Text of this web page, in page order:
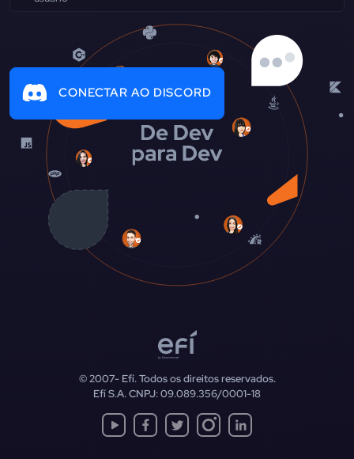
CONECTAR AO DISCORD
© 2007-Efí. Todos os direitos reservados.
Efí S.A. CNPJ: 09.089.356/0001-18